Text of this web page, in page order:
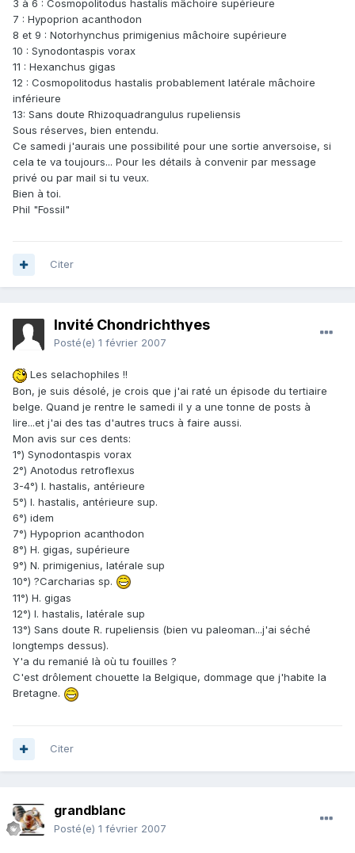
3 à 6 : Cosmopolitodus hastalis mâchoire supérieure
7 : Hypoprion acanthodon
8 et 9 : Notorhynchus primigenius mâchoire supérieure
10 : Synodontaspis vorax
11 : Hexanchus gigas
12 : Cosmopolitodus hastalis probablement latérale mâchoire
inférieure
13: Sans doute Rhizoquadrangulus rupeliensis
Sous réserves, bien entendu.
Ce samedi j'aurais une possibilité pour une sortie anversoise, si
cela te va toujours... Pour les détails à convenir par message
privé ou par mail si tu veux.
Bien à toi.
Phil "Fossil"
Citer
Invité Chondrichthyes
Posté(e) 1 février 2007
Les selachophiles !!
Bon, je suis désolé, je crois que j'ai raté un épisode du tertiaire
belge. Quand je rentre le samedi il y a une tonne de posts à
lire...et j'ai des tas d'autres trucs à faire aussi.
Mon avis sur ces dents:
1°) Synodontaspis vorax
2°) Anotodus retroflexus
3-4°) I. hastalis, antérieure
5°) I. hastalis, antérieure sup.
6°) idem
7°) Hypoprion acanthodon
8°) H. gigas, supérieure
9°) N. primigenius, latérale sup
10°) ?Carcharias sp.
11°) H. gigas
12°) I. hastalis, latérale sup
13°) Sans doute R. rupeliensis (bien vu paleoman...j'ai séché
longtemps dessus).
Y'a du remanié là où tu fouilles ?
C'est drôlement chouette la Belgique, dommage que j'habite la
Bretagne.
Citer
grandblanc
Posté(e) 1 février 2007